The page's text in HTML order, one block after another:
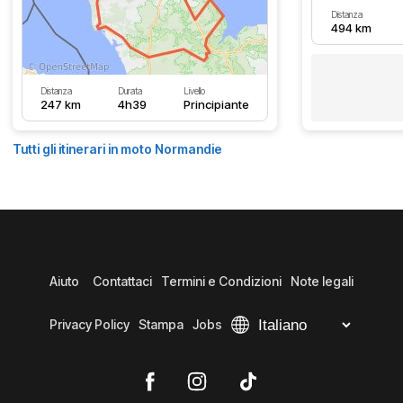
Distanza
247 km
Durata
4h39
Livello
Principiante
Distanza
494 km
Tutti gli itinerari in moto Normandie
Aiuto Contattaci Termini e Condizioni Note legali
Privacy Policy Stampa Jobs